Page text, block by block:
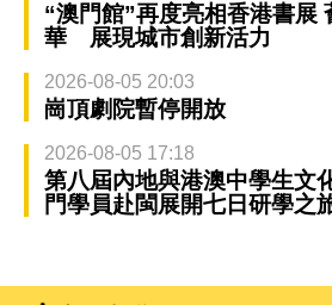
“澳門館”再度亮相香港書展
華 展現城市創新活力
2026-08-05 20:03
崗頂劇院暫停開放
2026-08-05 17:18
第八屆內地與港澳中學生文
門學員赴閩展開七日研學之